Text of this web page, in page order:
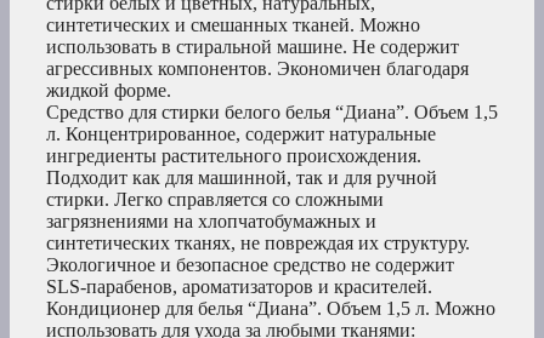
синтетических и смешанных тканей. Можно
использовать в стиральной машине. Не содержит
агрессивных компонентов. Экономичен благодаря
жидкой форме.
Средство для стирки белого белья “Диана”. Объем 1,5
л. Концентрированное, содержит натуральные
ингредиенты растительного происхождения.
Подходит как для машинной, так и для ручной
стирки. Легко справляется со сложными
загрязнениями на хлопчатобумажных и
синтетических тканях, не повреждая их структуру.
Экологичное и безопасное средство не содержит
SLS-парабенов, ароматизаторов и красителей.
Кондиционер для белья “Диана”. Объем 1,5 л. Можно
использовать для ухода за любыми тканями: